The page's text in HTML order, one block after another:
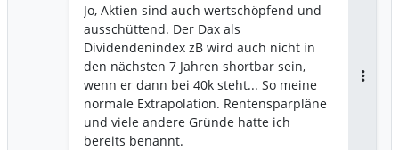
Jo, Aktien sind auch wertschöpfend und
ausschüttend. Der Dax als
Dividendenindex zB wird auch nicht in
den nächsten 7 Jahren shortbar sein,
wenn er dann bei 40k steht... So meine
normale Extrapolation. Rentensparpläne
und viele andere Gründe hatte ich
bereits benannt.